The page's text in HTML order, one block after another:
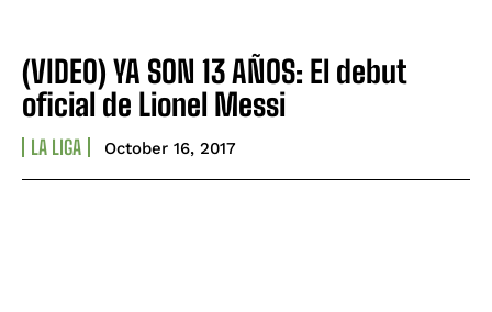
(VIDEO) YA SON 13 AÑOS: El debut
oficial de Lionel Messi
LA LIGA October 16, 2017